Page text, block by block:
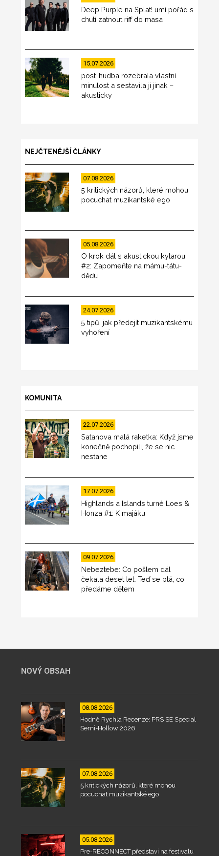
Deep Purple na Splat! umí pořád s
chutí zatnout riff do masa
15.07.2026
post-hudba rozebrala vlastní
minulost a sestavila ji jinak –
akusticky
NEJČTENĚJŠÍ ČLÁNKY
07.08.2026
5 kritických názorů, které mohou
pocuchat muzikantské ego
05.08.2026
O krok dál s akustickou kytarou
#2: Zapomeňte na mámu-tátu-
dědu
24.07.2026
5 tipů, jak předejít muzikantskému
vyhoření
KOMUNITA
22.07.2026
Satanova malá raketka: Když jsme
konečně pochopili, že se nic
nestane
17.07.2026
Highlands a Islands turné Loes &
Honza #1: K majáku
09.07.2026
Nebeztebe: Co pošlem dál
čekala deset let. Teď se ptá, co
předáme dětem
NOVÝ OBSAH
08.08.2026
Hodně Rychlá Recenze: PRS SE Special
Semi-Hollow 2026
07.08.2026
5 kritických názorů, které mohou
pocuchat muzikantské ego
05.08.2026
Pre-RECONNECT představí na festivalu